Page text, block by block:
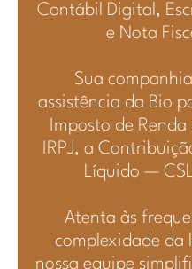
Contábil Digital,
e Nota
Sua
assistência da Bio
Imposto de
IRPJ, a
Líquido —
Atenta às
complexidade da
nossa equipe